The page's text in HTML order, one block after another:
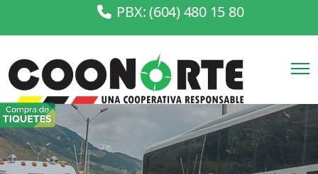
PBX: (604) 480 15 80